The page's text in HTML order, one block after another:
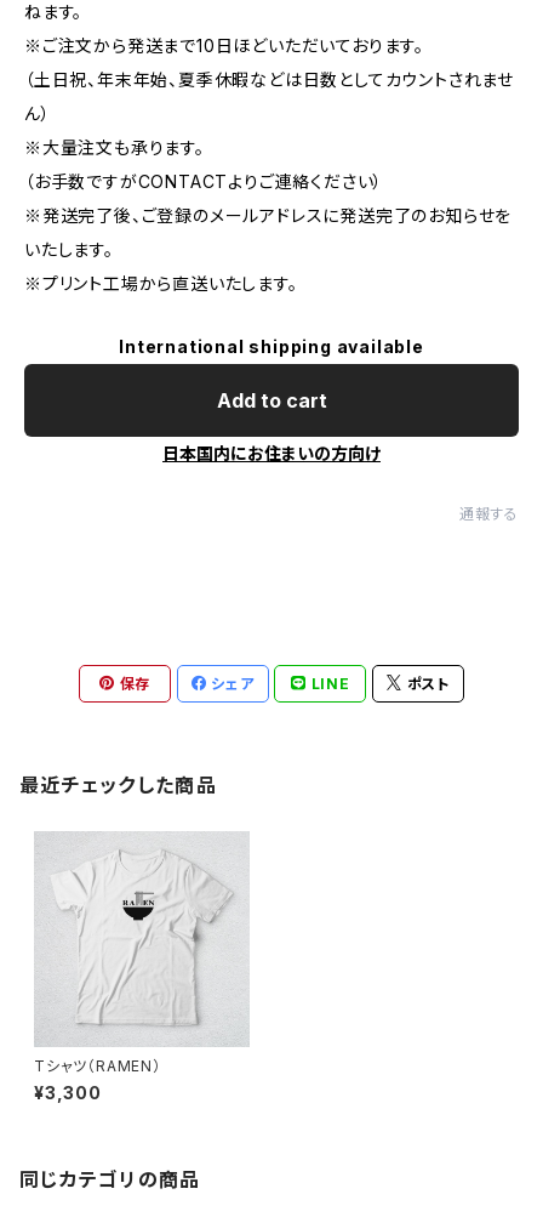
ねます。
※ご注文から発送まで10日ほどいただいております。
（土日祝、年末年始、夏季休暇などは日数としてカウントされませ
ん）
※大量注文も承ります。
（お手数ですがCONTACTよりご連絡ください）
※発送完了後、ご登録のメールアドレスに発送完了のお知らせを
いたします。
※プリント工場から直送いたします。
International shipping available
Add to cart
日本国内にお住まいの方向け
通報する
保存 シェア LINE ポスト
最近チェックした商品
Tシャツ（RAMEN）
¥3,300
同じカテゴリの商品